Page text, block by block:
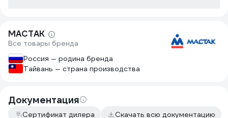
МАСТАК
Все товары бренда
Россия — родина бренда
Тайвань — страна производства
Документация
Сертификат дилера Скачать всю документацию